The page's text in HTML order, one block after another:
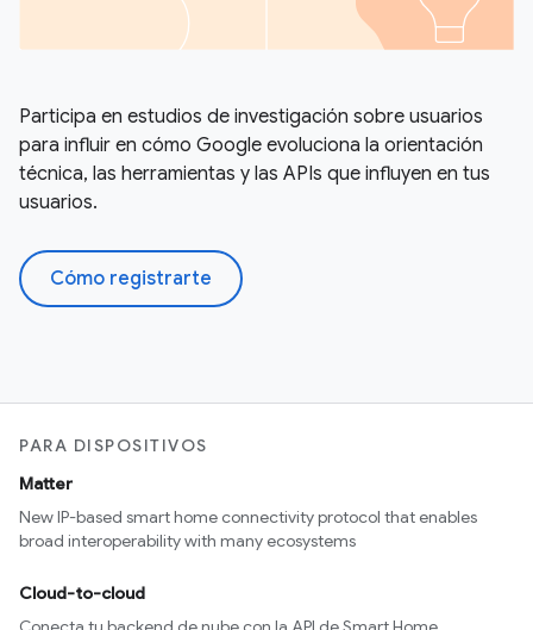
Participa en estudios de investigación sobre usuarios
para influir en cómo Google evoluciona la orientación
técnica, las herramientas y las APIs que influyen en tus
usuarios.
Cómo registrarte
PARA DISPOSITIVOS
Matter
New IP-based smart home connectivity protocol that enables
broad interoperability with many ecosystems
Cloud-to-cloud